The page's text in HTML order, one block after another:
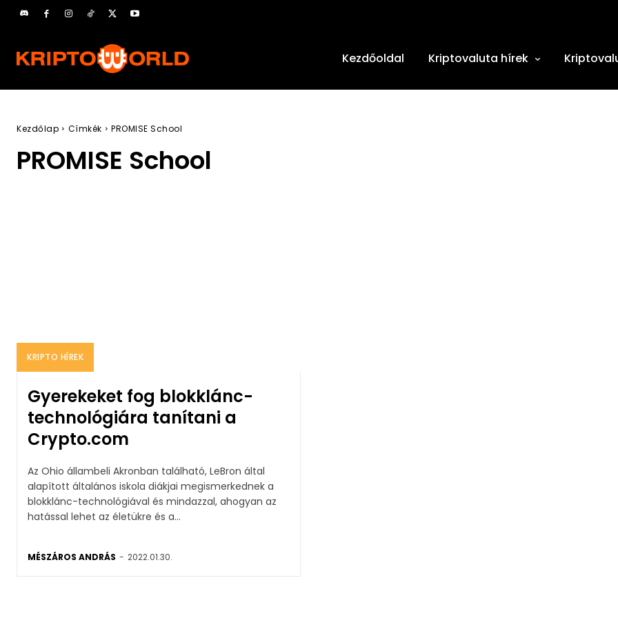
Kezdőoldal Kriptovaluta hírek
Kezdőlap Címkék PROMISE School
PROMISE School
KRIPTO HÍREK
Gyerekeket fog blokklánc-
technológiára tanítani a
Crypto.com
Az Ohio állambeli Akronban található, LeBron által
alapított általános iskola diákjai megismerkednek a
blokklánc-technológiával és mindazzal, ahogyan az
hatással lehet az életükre és a...
MÉSZÁROS ANDRÁS - 2022.01.30.